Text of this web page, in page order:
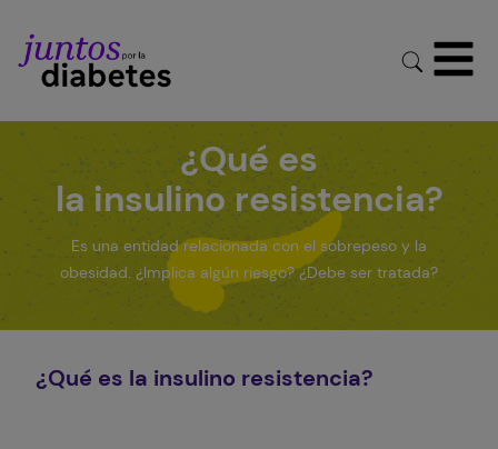
¿Qué es
la insulino resistencia?
Es una entidad relacionada con el sobrepeso y la
obesidad. ¿Implica algún riesgo? ¿Debe ser tratada?
¿Qué es la insulino resistencia?